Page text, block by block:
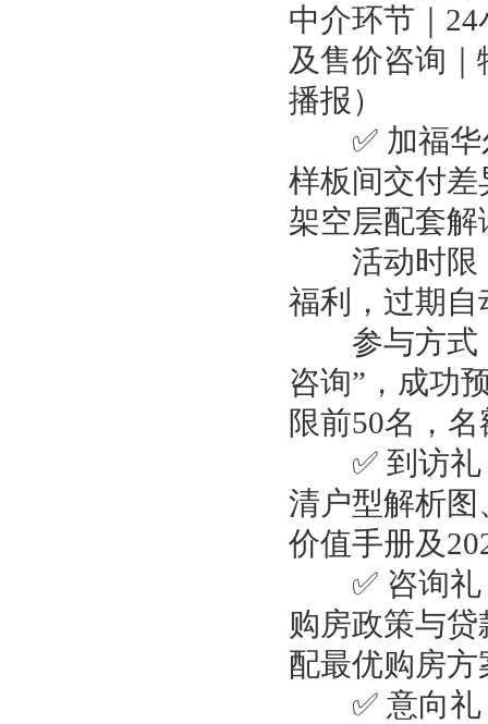
中介环节｜
及售价咨询
播报）
✅ 加福华
样板间交付
架空层配套
活动时限：
福利，过期自
参与方式：
咨询”，成功
限前50名，
✅ 到访礼
清户型解析图
价值手册及
✅ 咨询礼
购房政策与
配最优购房
✅ 意向礼